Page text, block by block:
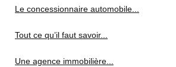
Le concessionnaire automobile...
Tout ce qu’il faut savoir...
Une agence immobilière...